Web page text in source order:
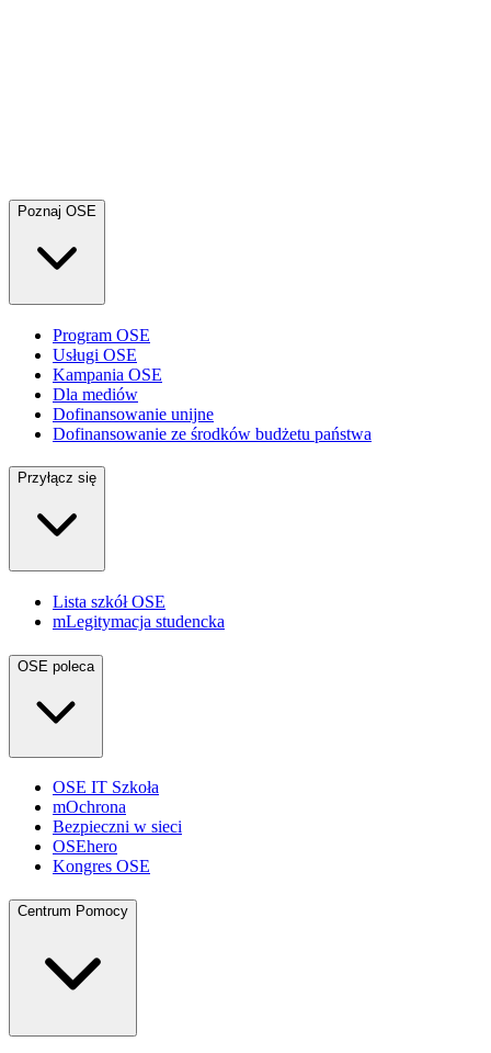
Poznaj OSE
Program OSE
Usługi OSE
Kampania OSE
Dla mediów
Dofinansowanie unijne
Dofinansowanie ze środków budżetu państwa
Przyłącz się
Lista szkół OSE
mLegitymacja studencka
OSE poleca
OSE IT Szkoła
mOchrona
Bezpieczni w sieci
OSEhero
Kongres OSE
Centrum Pomocy